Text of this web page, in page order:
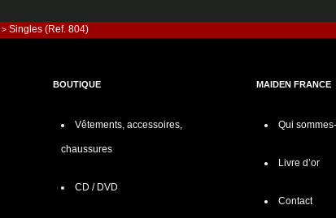
> Singles (Ref. 804)
BOUTIQUE
Vêtements, accessoires,
chaussures
CD / DVD
MAIDEN FRANCE
Qui
Livre d’or
Contact